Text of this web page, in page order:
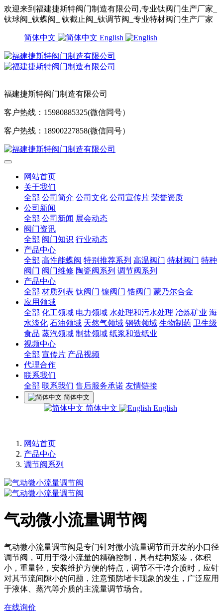
欢迎来到福建捷斯特阀门制造有限公司,专业钛阀门生产厂家_
钛球阀_钛蝶阀_ 钛截止阀_钛调节阀_专业特材阀门生产厂家
简体中文 English
福建捷斯特阀门制造有限公司
客户热线：15980885325(微信同号）
客户热线：18900227858(微信同号）
网站首页
关于我们
全部 公司简介 公司文化 公司宣传片 荣誉资质
公司新闻
全部 公司新闻 展会动态
阀门资讯
全部 阀门知识 行业动态
产品中心
全部 高性能蝶阀 特别推荐系列 高温阀门 特材阀门 特种
阀门 阀门维修 陶瓷阀系列 调节阀系列
产品中心
全部 材质列表 钛阀门 镍阀门 锆阀门 蒙乃尔合金
应用领域
全部 化工领域 电力领域 水处理和污水处理 冶炼矿业 海
水淡化 石油领域 天然气领域 钢铁领域 生物制药 卫生级
食品 蒸汽领域 制盐领域 纸浆和造纸业
视频中心
全部 宣传片 产品视频
代理合作
联系我们
全部 联系我们 售后服务承诺 友情链接
简体中文
简体中文 English
网站首页
产品中心
调节阀系列
气动微小流量调节阀
气动微小流量调节阀是专门针对微小流量调节而开发的小口径
调节阀，可用于微小流量的精确控制，具有结构紧凑，体积
小，重量轻，安装维护方便的特点，调节不干净介质时，应针
对其节流间隙小的问题，注意预防堵卡现象的发生，广泛应用
于液体、蒸汽等介质的主流量调节场合。
在线询价